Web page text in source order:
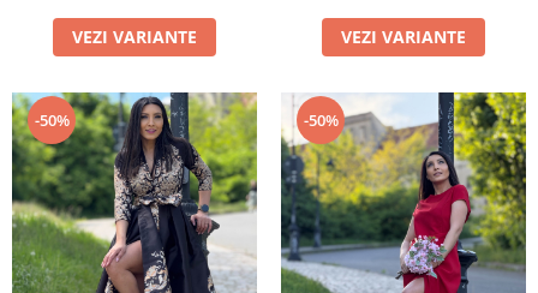
VEZI VARIANTE VEZI VARIANTE
-50% -50%